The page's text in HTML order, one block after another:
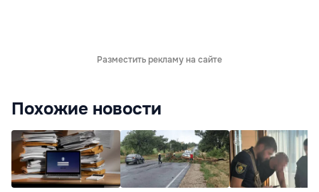
Разместить рекламу на сайте
Похожие новости